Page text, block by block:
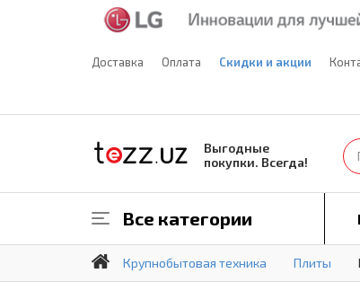
Доставка Оплата Скидки и акции
Выгодные
покупки. Всегда!
Все категории
Крупнобытовая техника Плиты